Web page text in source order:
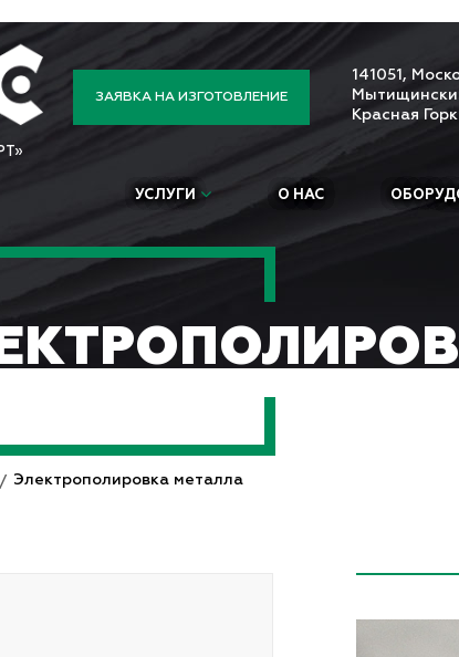
ЗАЯВКА НА ИЗГОТОВЛЕНИЕ
141051,
Красная
УСЛУГИ О НАС
Электрополировка металла